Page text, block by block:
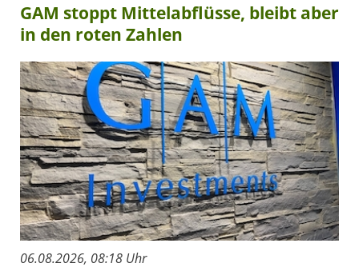
GAM stoppt Mittelabflüsse, bleibt aber
in den roten Zahlen
06.08.2026, 08:18 Uhr